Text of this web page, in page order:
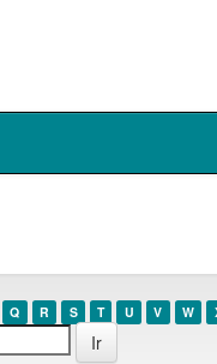
Q R S T U V W